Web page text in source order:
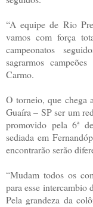
“A equipe de Rio
vamos com força
campeonatos
sagrarmos
Carmo.
O torneio, que chega
Guaíra – SP ser um
promovido pela 6ª
sediada em
encontrarão serão
“Mudam todos os
para esse intercambio
Pela grandeza da